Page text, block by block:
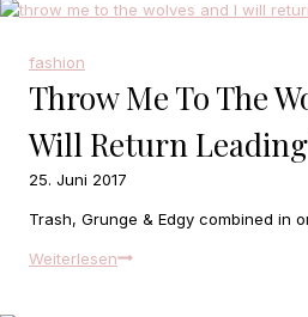
piece
history
that
you’re
proud
to
your
own
fashion
Throw Me To The
Will Return
25. Juni 2017
Trash, Grunge & Edgy combined in
Weiterlesenthrow